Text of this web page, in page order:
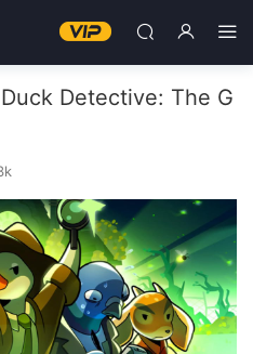
Detective: The G